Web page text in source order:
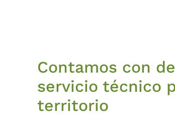
Contamos con
servicio técnico
territorio